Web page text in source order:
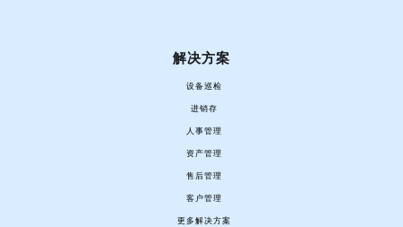
解决方案
设备巡检
进销存
人事管理
资产管理
售后管理
客户管理
更多解决方案